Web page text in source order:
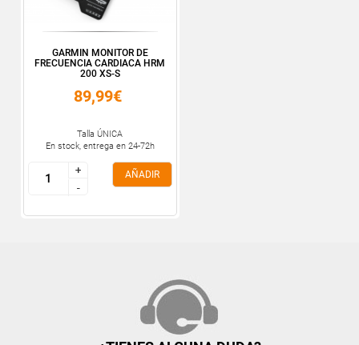
GARMIN MONITOR DE
FRECUENCIA CARDIACA HRM
200 XS-S
89,99€
Talla ÚNICA
En stock, entrega en 24-72h
+
-
+
-
AÑADIR